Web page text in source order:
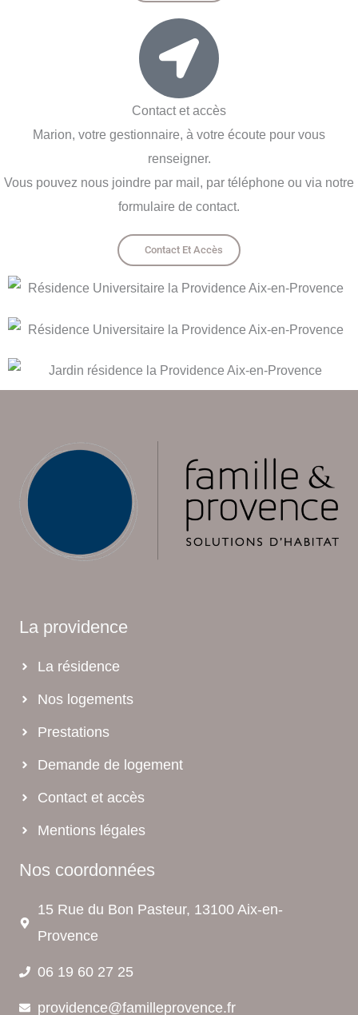
Contact et accès
Marion, votre gestionnaire, à votre écoute pour vous
renseigner.
Vous pouvez nous joindre par mail, par téléphone ou via notre
formulaire de contact.
Contact Et Accès
La providence
La résidence
Nos logements
Prestations
Demande de logement
Contact et accès
Mentions légales
Nos coordonnées
15 Rue du Bon Pasteur, 13100 Aix-en-
Provence
06 19 60 27 25
providence@familleprovence.fr